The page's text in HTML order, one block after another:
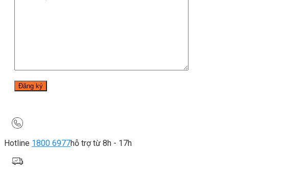
Hotline 1800 6977hỗ trợ từ 8h - 17h